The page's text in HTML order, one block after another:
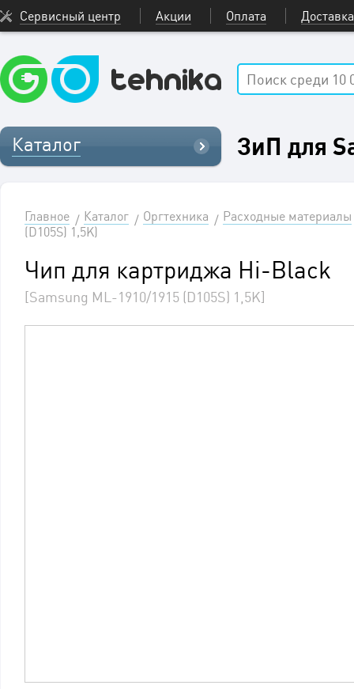
Сервисный центр Акции Оплата Доставка
Каталог ЗиП для
Главное Каталог Оргтехника
Расходные материалы
(D105S) 1,5K)
Чип для картриджа Hi-Black
[Samsung ML-1910/1915 (D105S) 1,5K]